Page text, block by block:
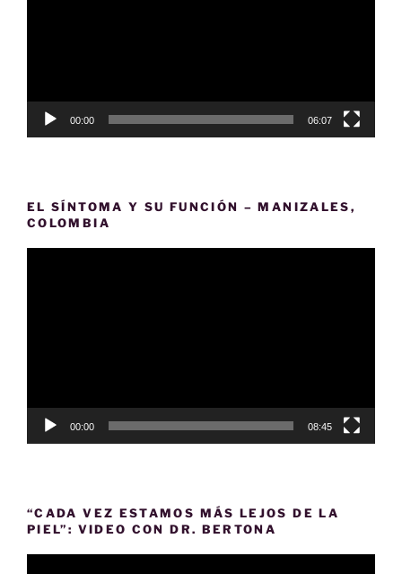
00:00 06:07
EL SÍNTOMA Y SU FUNCIÓN – MANIZALES,
COLOMBIA
00:00 08:45
“CADA VEZ ESTAMOS MÁS LEJOS DE LA
PIEL”: VIDEO CON DR. BERTONA